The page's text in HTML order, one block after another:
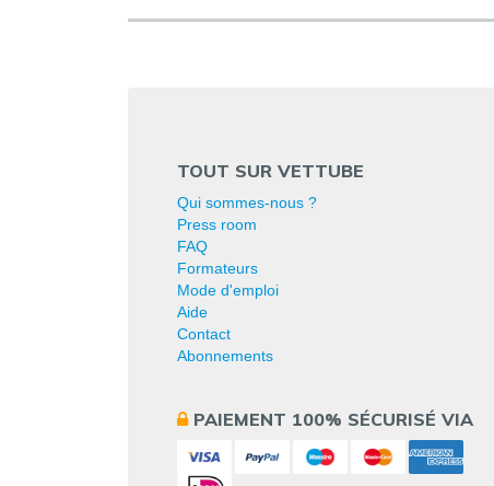
TOUT SUR VETTUBE
Qui sommes-nous ?
Press room
FAQ
Formateurs
Mode d'emploi
Aide
Contact
Abonnements
PAIEMENT 100% SÉCURISÉ VIA